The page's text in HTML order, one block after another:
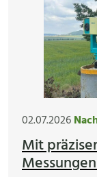
02.07.2026
Mit